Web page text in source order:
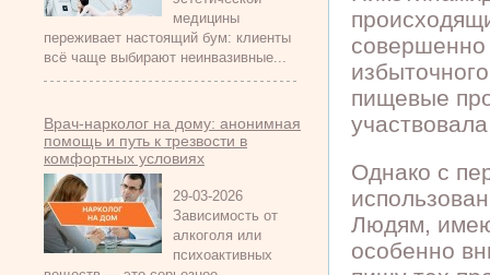
медицины
переживает настоящий бум: клиенты
всё чаще выбирают неинвазивные...
Врач-нарколог на дому: анонимная
помощь и путь к трезвости в
комфортных условиях
29-03-2026
Зависимость от
алкоголя или
психоактивных
пищевые
Однако с
Людям,
особенно